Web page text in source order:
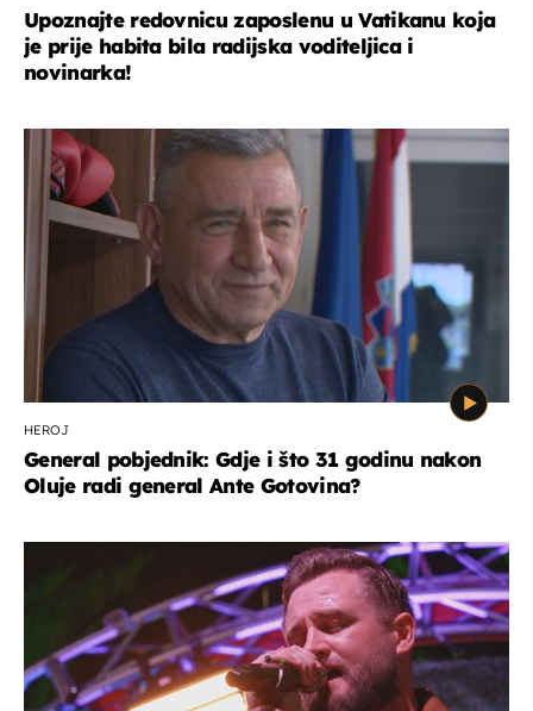
Upoznajte redovnicu zaposlenu u Vatikanu koja
je prije habita bila radijska voditeljica i
novinarka!
HEROJ
General pobjednik: Gdje i što 31 godinu nakon
Oluje radi general Ante Gotovina?